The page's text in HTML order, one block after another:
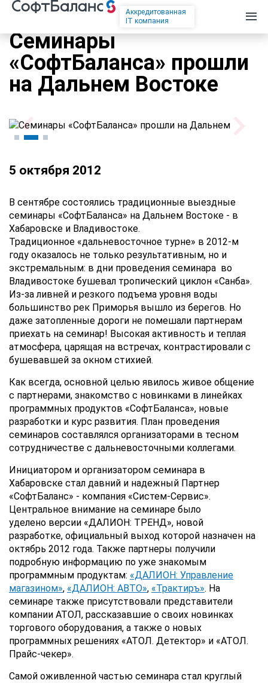
Аккредитованная
IT компания
Семинары
«СофтБаланса» прошли
на Дальнем Востоке
5 октября 2012
В сентябре состоялись традиционные выездные
семинары «СофтБаланса» на Дальнем Востоке - в
Хабаровске и Владивостоке.
Традиционное «дальневосточное турне» в 2012-м
году оказалось не только результативным, но и
экстремальным: в дни проведения семинара во
Владивостоке бушевал тропический циклон «Санба».
Из-за ливней и резкого подъема уровня воды
большинство рек Приморья вышло из берегов. Но
даже затопленные дороги не помешали партнерам
приехать на семинар! Высокая активность и теплая
атмосфера, царящая на встречах, контрастировали с
бушевавшей за окном стихией.
Как всегда, основной целью явилось живое общение
с партнерами, знакомство с новинками в линейках
программных продуктов «СофтБаланса», новые
разработки и курс развития. План проведения
семинаров составлялся организаторами в тесном
сотрудничестве с дальневосточными коллегами.
Инициатором и организатором семинара в
Хабаровске стал давний и надежный Партнер
«СофтБаланс» - компания «Систем-Сервис».
Центральное внимание на семинаре было
уделено версии «ДАЛИОН: ТРЕНД», новой
разработке, официальный выход которой назначен на
октябрь 2012 года. Также партнеры получили
подробную информацию по уже знакомым
программным продуктам: «ДАЛИОН: Управление
магазином», «ДАЛИОН: АВТО», «Трактиръ». На
семинаре также присутствовали представители
компании АТОЛ, рассказавшие о своих новинках
торгового оборудования, а также о новых
программных решениях «АТОЛ. Детектор» и «АТОЛ.
Прайс-чекер».
Самой оживленной частью семинара стал круглый